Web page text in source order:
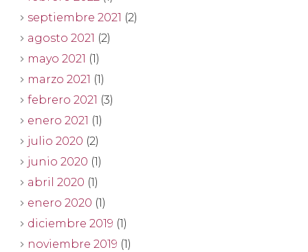
septiembre 2021 (2)
agosto 2021 (2)
mayo 2021 (1)
marzo 2021 (1)
febrero 2021 (3)
enero 2021 (1)
julio 2020 (2)
junio 2020 (1)
abril 2020 (1)
enero 2020 (1)
diciembre 2019 (1)
noviembre 2019 (1)